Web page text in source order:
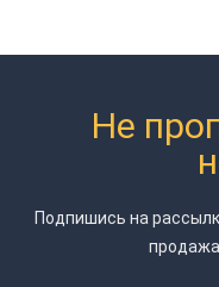
Не
Подпишись на